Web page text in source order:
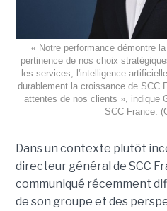
« Notre performance démontre
pertinence de nos choix
les services, l'intelligence
durablement la croissance de SCC
attentes de nos clients », indique
SCC France.
Dans un contexte plutôt
directeur général de SCC
communiqué récemment
de son groupe et des